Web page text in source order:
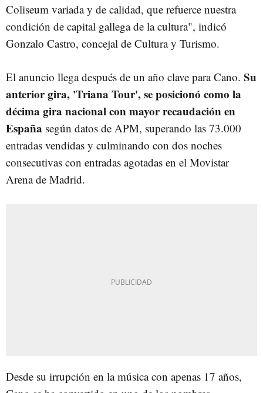
Coliseum variada y de calidad, que refuerce nuestra
condición de capital gallega de la cultura", indicó
Gonzalo Castro, concejal de Cultura y Turismo.
El anuncio llega después de un año clave para Cano. Su
anterior gira, 'Triana Tour', se posicionó como la
décima gira nacional con mayor recaudación en
España según datos de APM, superando las 73.000
entradas vendidas y culminando con dos noches
consecutivas con entradas agotadas en el Movistar
Arena de Madrid.
Desde su irrupción en la música con apenas 17 años,